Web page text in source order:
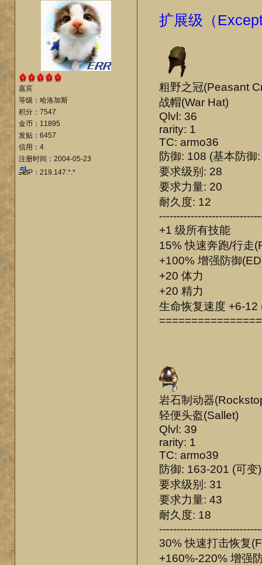
嘉宾
等级：哈洛加斯
积分：7547
金币：11895
发贴：6457
信用：4
注册时间：2004-05-23
IP：219.147.*.*
扩展级（
粗野之冠(Peasant
战帽(War Hat)
Qlvl: 36
rarity: 1
TC: armo36
防御: 108 (基本防御
要求级别: 28
要求力量: 20
耐久度: 12
+1 级所有技能
15% 快速奔跑/行走
+100% 增强防御
+20 体力
+20 精力
生命恢复速度 +6-12
岩石制动器
轻便头盔(Sallet)
Qlvl: 39
rarity: 1
TC: armo39
防御: 163-201 (可
要求级别: 31
要求力量: 43
耐久度: 18
30% 快速打击恢复
+160%-220% 增强